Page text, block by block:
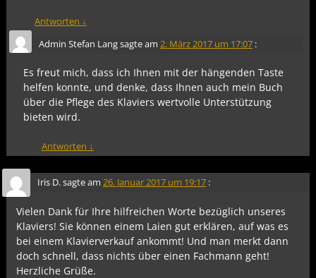
Antworten ↓
Admin Stefan Langsagte am 2. März 2017 um 17:07 :
Es freut mich, dass ich Ihnen mit der hängenden Taste
helfen konnte, und denke, dass Ihnen auch mein Buch
über die Pflege des Klaviers wertvolle Unterstützung
bieten wird.
Antworten ↓
Iris D.sagte am 26. Januar 2017 um 19:17 :
Vielen Dank für Ihre hilfreichen Worte bezüglich unseres
Klaviers! Sie können einem Laien gut erklären, auf was es
bei einem Klavierverkauf ankommt! Und man merkt dann
doch schnell, dass nichts über einen Fachmann geht!
Herzliche Grüße.